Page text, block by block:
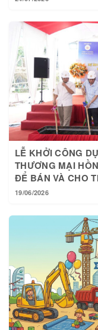
LỄ KHỞI CÔNG
THƯƠNG MẠI
ĐỂ BÁN VÀ CHO
19/06/2026